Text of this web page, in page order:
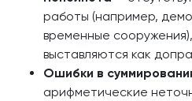
работы (например,
временные
выставляются как
Ошибки в
арифметические